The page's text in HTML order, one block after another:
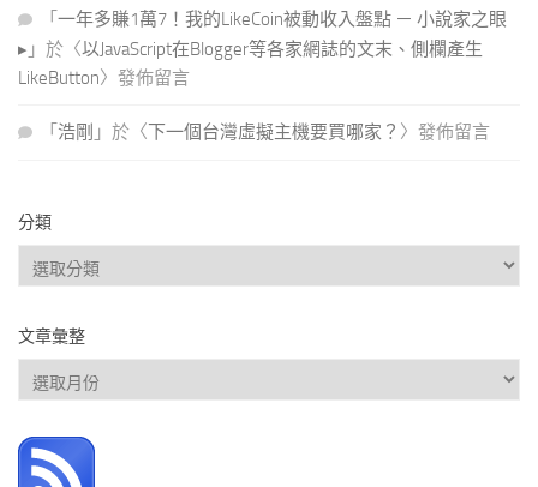
「 一年多賺1萬7！我的LikeCoin被動收入盤點 － 小說家之眼
▸ 」於〈以JavaScript在Blogger等各家網誌的文末、側欄產生
LikeButton〉發佈留言
「 浩剛 」於〈下一個台灣虛擬主機要買哪家？ 〉發佈留言
分類
分
類
文章彙整
文
章
整